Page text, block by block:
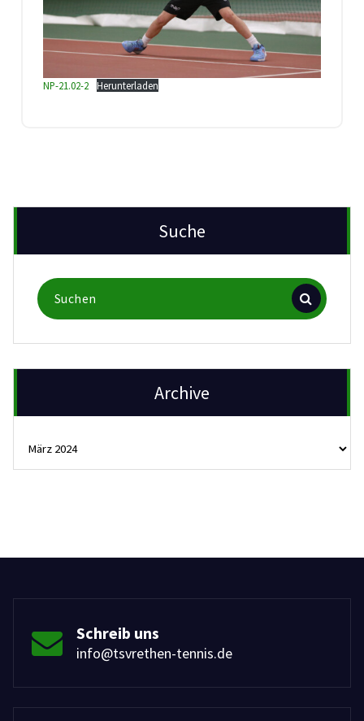
NP-21.02-2 Herunterladen
Suche
Suchen
nach:
Archive
Schreib uns
info@tsvrethen-tennis.de